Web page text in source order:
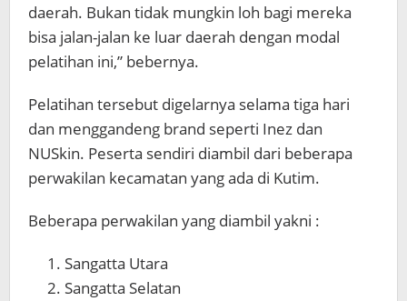
daerah. Bukan tidak mungkin loh bagi mereka
bisa jalan-jalan ke luar daerah dengan modal
pelatihan ini,” bebernya.
Pelatihan tersebut digelarnya selama tiga hari
dan menggandeng brand seperti Inez dan
NUSkin. Peserta sendiri diambil dari beberapa
perwakilan kecamatan yang ada di Kutim.
Beberapa perwakilan yang diambil yakni :
Sangatta Utara
Sangatta Selatan